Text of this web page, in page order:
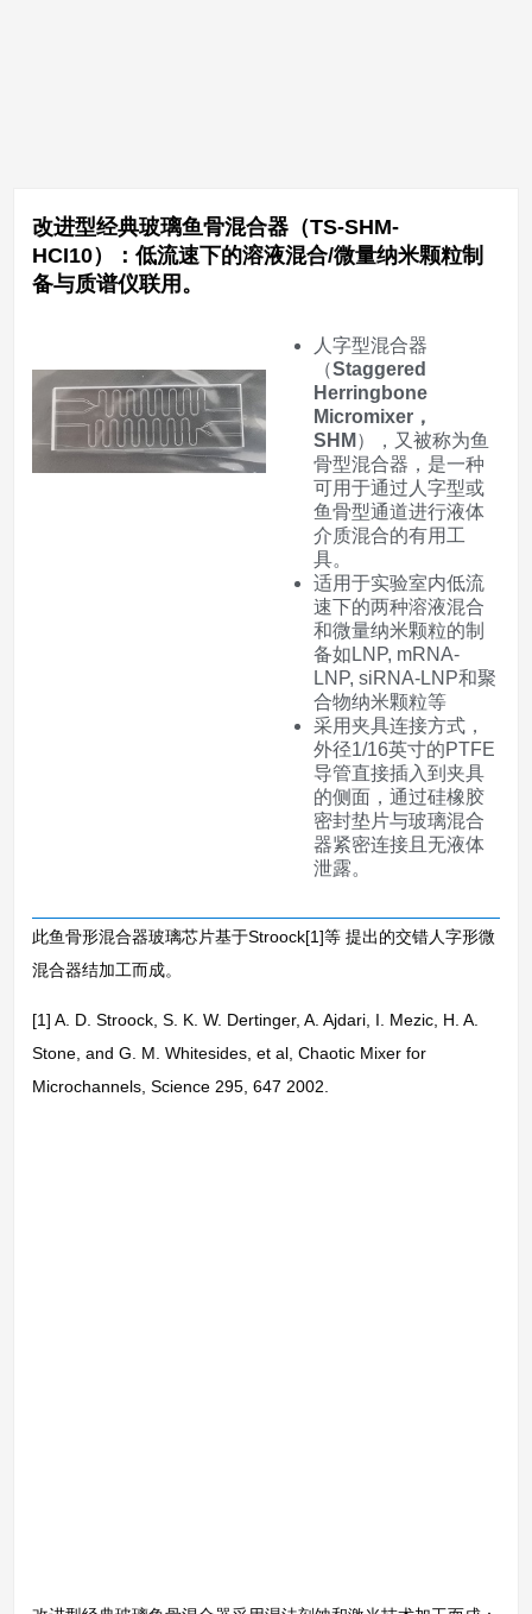
改进型经典玻璃鱼骨混合器（TS-SHM-
HCI10）：低流速下的溶液混合/微量纳米颗粒制
备与质谱仪联用。
人字型混合器
（Staggered
Herringbone
Micromixer，
SHM ），又被称为鱼
骨型混合器，是一种
可用于通过人字型或
鱼骨型通道进行液体
介质混合的有用工
具。
适用于实验室内低流
速下的两种溶液混合
和微量纳米颗粒的制
备如LNP, mRNA-
LNP, siRNA-LNP和聚
合物纳米颗粒等
采用夹具连接方式，
外径1/16英寸的PTFE
导管直接插入到夹具
的侧面，通过硅橡胶
密封垫片与玻璃混合
器紧密连接且无液体
泄露。
此鱼骨形混合器玻璃芯片基于Stroock[1]等 提出的交错人字形微
混合器结加工而成。
[1] A. D. Stroock, S. K. W. Dertinger, A. Ajdari, I. Mezic, H. A.
Stone, and G. M. Whitesides, et al, Chaotic Mixer for
Microchannels, Science 295, 647 2002.